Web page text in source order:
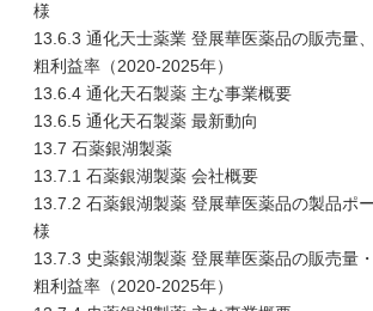
様
13.6.3 通化天士薬業 登展華医薬品の販売量
粗利益率（2020-2025年）
13.6.4 通化天石製薬 主な事業概要
13.6.5 通化天石製薬 最新動向
13.7 石薬銀湖製薬
13.7.1 石薬銀湖製薬 会社概要
13.7.2 石薬銀湖製薬 登展華医薬品の製品ポ
様
13.7.3 史薬銀湖製薬 登展華医薬品の販売量
粗利益率（2020-2025年）